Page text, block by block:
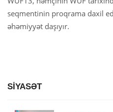
seqmentinin proqrama daxil
əhəmiyyət daşıyır.
SİYASƏT